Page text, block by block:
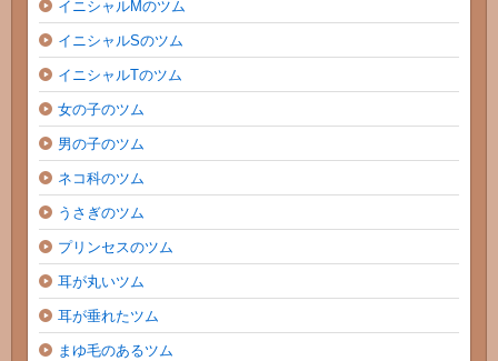
イニシャルMのツム
イニシャルSのツム
イニシャルTのツム
女の子のツム
男の子のツム
ネコ科のツム
うさぎのツム
プリンセスのツム
耳が丸いツム
耳が垂れたツム
まゆ毛のあるツム